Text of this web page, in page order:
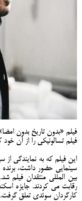
فیلم «بدون تاریخ بدون
فیلم تسالونیکی را از آن خود
این فیلم که به نمایندگی
سینمایی حضور داشت، برنده
بین المللی منتقدان فیلم
رقابت می کردند. جایزه
کارگردان سوئدی تعلق گرفت.